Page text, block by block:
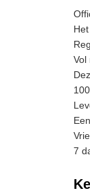
Vol
7